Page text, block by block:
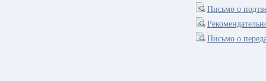
Письмо о
Письмо о